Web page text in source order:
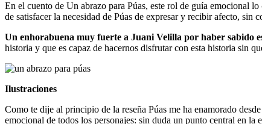
En el cuento de Un abrazo para Púas, este rol de guía emocional
de satisfacer la necesidad de Púas de expresar y recibir afecto,
Un enhorabuena muy fuerte a Juani Velilla por haber sabido
historia y que es capaz de hacernos disfrutar con esta historia sin
Ilustraciones
Como te dije al principio de la reseña Púas me ha enamorado
emocional de todos los personajes: sin duda un punto central en la